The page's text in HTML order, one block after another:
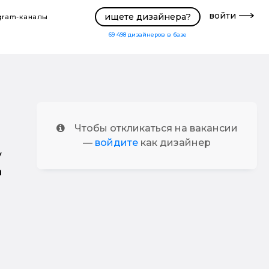
каналы ищете дизайнера?
69 498 дизайнеров в базе
войти
Чтобы откликаться на вакансии
— войдите как дизайнер